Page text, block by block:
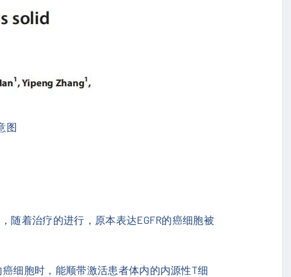
图
随着治疗的进行，原本表达EGFR的癌细胞被
细胞时，能顺带激活患者体内的内源性T细